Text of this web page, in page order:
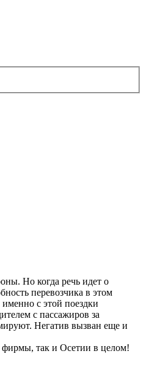
Но когда речь идет о
перевозчика в этом
с этой поездки
с пассажиров за
Негатив вызван еще и
фирмы, так и Осетии в целом!